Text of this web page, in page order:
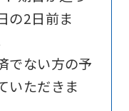
の2日前ま
でない方の予
いただきま